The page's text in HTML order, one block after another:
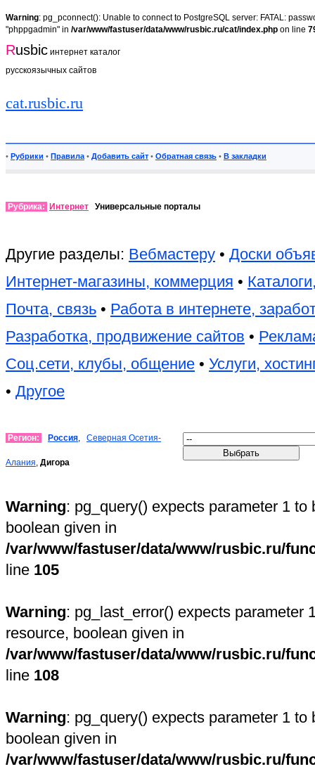
Warning: pg_pconnect(): Unable to connect to PostgreSQL server: FATAL:
"phppgadmin" in /var/www/fastuser/data/www/rusbic.ru/cat/index.php on line
Rusbic интернет каталог
русскоязычных сайтов
cat.rusbic.ru
• Рубрики • Правила • Добавить сайт • Обратная связь • В закладки
Рубрика: Интернет Универсальные порталы
Другие разделы: Вебмастеру • Доски
Интернет-магазины, коммерция •
Почта, связь • Работа в интернете,
Разработка, продвижение сайтов •
Соц.сети, клубы, общение • Услуги,
• Другое
Регион: Россия, Северная Осетия-
Алания, Дигора
Warning: pg_query() expects parameter 1 to
boolean given in
/var/www/fastuser/data/www/rusbic.ru/
line 105
Warning: pg_last_error() expects parameter
resource, boolean given in
/var/www/fastuser/data/www/rusbic.ru/
line 108
Warning: pg_query() expects parameter 1 to
boolean given in
/var/www/fastuser/data/www/rusbic.ru/